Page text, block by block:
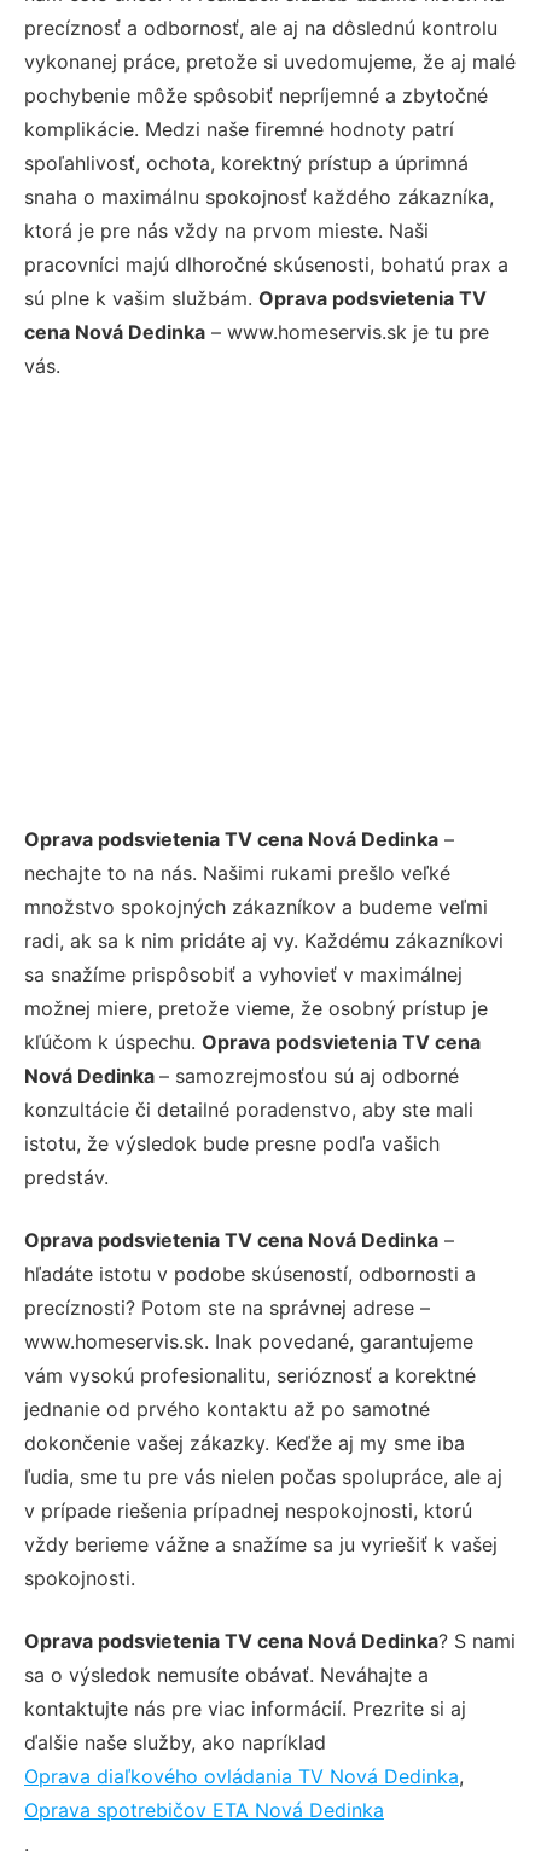
precíznosť a odbornosť, ale aj na dôslednú kontrolu
vykonanej práce, pretože si uvedomujeme, že aj malé
pochybenie môže spôsobiť nepríjemné a zbytočné
komplikácie. Medzi naše firemné hodnoty patrí
spoľahlivosť, ochota, korektný prístup a úprimná
snaha o maximálnu spokojnosť každého zákazníka,
ktorá je pre nás vždy na prvom mieste. Naši
pracovníci majú dlhoročné skúsenosti, bohatú prax a
sú plne k vašim službám. Oprava podsvietenia TV
cena Nová Dedinka – www.homeservis.sk je tu pre
vás.
Oprava podsvietenia TV cena Nová Dedinka –
nechajte to na nás. Našimi rukami prešlo veľké
množstvo spokojných zákazníkov a budeme veľmi
radi, ak sa k nim pridáte aj vy. Každému zákazníkovi
sa snažíme prispôsobiť a vyhovieť v maximálnej
možnej miere, pretože vieme, že osobný prístup je
kľúčom k úspechu. Oprava podsvietenia TV cena
Nová Dedinka – samozrejmosťou sú aj odborné
konzultácie či detailné poradenstvo, aby ste mali
istotu, že výsledok bude presne podľa vašich
predstáv.
Oprava podsvietenia TV cena Nová Dedinka –
hľadáte istotu v podobe skúseností, odbornosti a
precíznosti? Potom ste na správnej adrese –
www.homeservis.sk. Inak povedané, garantujeme
vám vysokú profesionalitu, serióznosť a korektné
jednanie od prvého kontaktu až po samotné
dokončenie vašej zákazky. Keďže aj my sme iba
ľudia, sme tu pre vás nielen počas spolupráce, ale aj
v prípade riešenia prípadnej nespokojnosti, ktorú
vždy berieme vážne a snažíme sa ju vyriešiť k vašej
spokojnosti.
Oprava podsvietenia TV cena Nová Dedinka? S nami
sa o výsledok nemusíte obávať. Neváhajte a
kontaktujte nás pre viac informácií. Prezrite si aj
ďalšie naše služby, ako napríklad
Oprava diaľkového ovládania TV Nová Dedinka,
Oprava spotrebičov ETA Nová Dedinka
.